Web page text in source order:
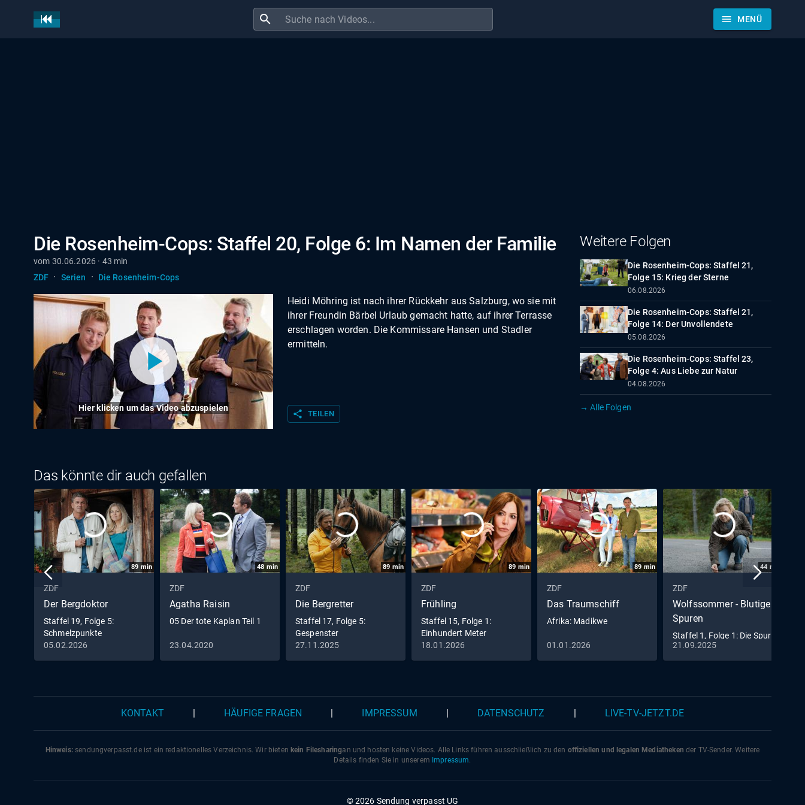
search menu MENÜ
Die Rosenheim-Cops: Staffel 20, Folge 6: Im Namen der Familie
vom 30.06.2026 · 43 min
ZDF · Serien · Die Rosenheim-Cops
Hier klicken um das Video abzuspielen
Heidi Möhring ist nach ihrer Rückkehr aus Salzburg, wo sie mit
ihrer Freundin Bärbel Urlaub gemacht hatte, auf ihrer Terrasse
erschlagen worden. Die Kommissare Hansen und Stadler
ermitteln.
share TEILEN
Weitere Folgen
Die Rosenheim-Cops: Staffel 21,
Folge 15: Krieg der Sterne
06.08.2026
Die Rosenheim-Cops: Staffel 21,
Folge 14: Der Unvollendete
05.08.2026
Die Rosenheim-Cops: Staffel 23,
Folge 4: Aus Liebe zur Natur
04.08.2026
→ Alle Folgen
Das könnte dir auch gefallen
89 min
ZDF
Der Bergdoktor
Staffel 19, Folge 5:
Schmelzpunkte
05.02.2026
48 min
ZDF
Agatha Raisin
05 Der tote Kaplan Teil 1
23.04.2020
89 min
ZDF
Die Bergretter
Staffel 17, Folge 5:
Gespenster
27.11.2025
89 min
ZDF
Frühling
Staffel 15, Folge 1:
Einhundert Meter
18.01.2026
89min
ZDF
Das Traumschiff
Afrika: Madikwe
01.01.2026
44 min
ZDF
Wolfssommer - Blutige
Spuren
Staffel 1, Folge 1: Die Spur
der Wölfe
21.09.2025
KONTAKT HÄUFIGE FRAGEN IMPRESSUM DATENSCHUTZ LIVE-TV-JETZT.DE
Hinweis:sendungverpasst.deist ein redaktionelles Verzeichnis. Wir bieten kein Filesharingan und hosten keine Videos. Alle Links führen ausschließlich zu den offiziellen und legalen Mediatheken der TV-Sender. Weitere
Details finden Sie in unserem Impressum.
© 2026 Sendung verpasst UG